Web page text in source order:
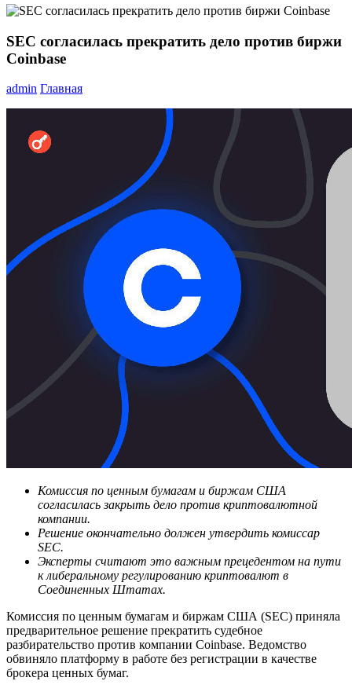
SEC согласилась прекратить дело против биржи
Coinbase
admin Главная
Комиссия по ценным бумагам и биржам США
согласилась закрыть дело против криптовалютной
компании.
Решение окончательно должен утвердить комиссар
SEC.
Эксперты считают это важным прецедентом на пути
к либеральному регулированию криптовалют в
Соединенных Штатах.
Комиссия по ценным бумагам и биржам США (SEC) приняла
предварительное решение прекратить судебное
разбирательство против компании Coinbase. Ведомство
обвиняло платформу в работе без регистрации в качестве
брокера ценных бумаг.